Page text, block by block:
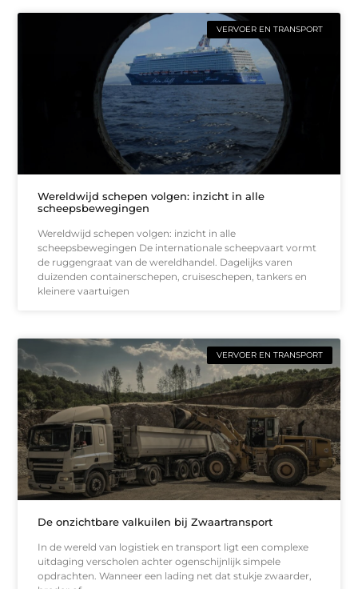
VERVOER EN TRANSPORT
Wereldwijd schepen volgen: inzicht in alle
scheepsbewegingen
Wereldwijd schepen volgen: inzicht in alle
scheepsbewegingen De internationale scheepvaart vormt
de ruggengraat van de wereldhandel. Dagelijks varen
duizenden containerschepen, cruiseschepen, tankers en
kleinere vaartuigen
VERVOER EN TRANSPORT
De onzichtbare valkuilen bij Zwaartransport
In de wereld van logistiek en transport ligt een complexe
uitdaging verscholen achter ogenschijnlijk simpele
opdrachten. Wanneer een lading net dat stukje zwaarder,